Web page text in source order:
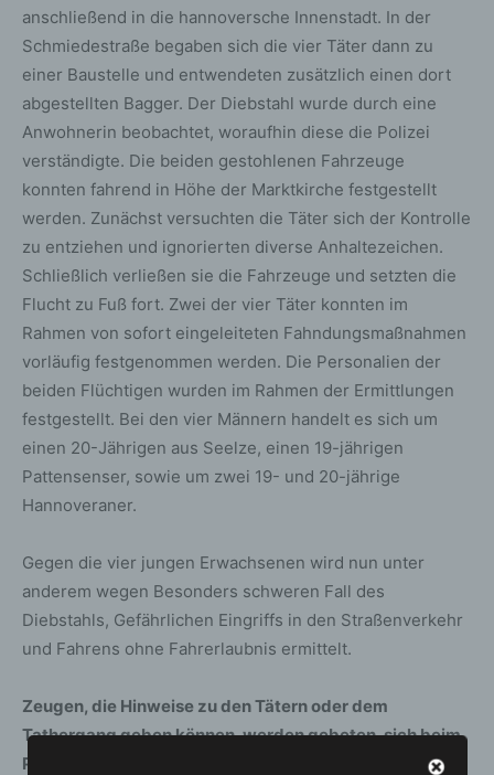
anschließend in die hannoversche Innenstadt. In der
Schmiedestraße begaben sich die vier Täter dann zu
einer Baustelle und entwendeten zusätzlich einen dort
abgestellten Bagger. Der Diebstahl wurde durch eine
Anwohnerin beobachtet, woraufhin diese die Polizei
verständigte. Die beiden gestohlenen Fahrzeuge
konnten fahrend in Höhe der Marktkirche festgestellt
werden. Zunächst versuchten die Täter sich der Kontrolle
zu entziehen und ignorierten diverse Anhaltezeichen.
Schließlich verließen sie die Fahrzeuge und setzten die
Flucht zu Fuß fort. Zwei der vier Täter konnten im
Rahmen von sofort eingeleiteten Fahndungsmaßnahmen
vorläufig festgenommen werden. Die Personalien der
beiden Flüchtigen wurden im Rahmen der Ermittlungen
festgestellt. Bei den vier Männern handelt es sich um
einen 20-Jährigen aus Seelze, einen 19-jährigen
Pattensenser, sowie um zwei 19- und 20-jährige
Hannoveraner.
Gegen die vier jungen Erwachsenen wird nun unter
anderem wegen Besonders schweren Fall des
Diebstahls, Gefährlichen Eingriffs in den Straßenverkehr
und Fahrens ohne Fahrerlaubnis ermittelt.
Zeugen, die Hinweise zu den Tätern oder dem
Tathergang geben können, werden gebeten, sich beim
Polizeikommissariat Hannover-Mitte unter der